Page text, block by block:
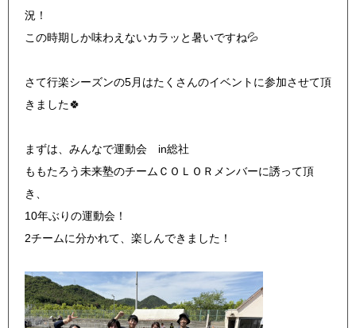
況！
この時期しか味わえないカラッと暑いですね💦
さて行楽シーズンの5月はたくさんのイベントに参加させて頂
きました🍀
まずは、みんなで運動会 in総社
ももたろう未来塾のチームＣＯＬＯＲメンバーに誘って頂
き、
10年ぶりの運動会！
2チームに分かれて、楽しんできました！